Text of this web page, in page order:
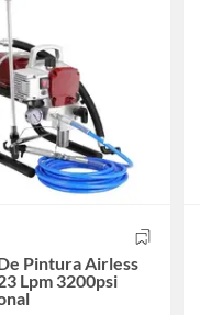
Pintura Airless
Lpm 3200psi